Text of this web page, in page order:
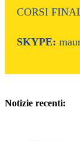
CORSI
SKYPE:
Notizie recenti: